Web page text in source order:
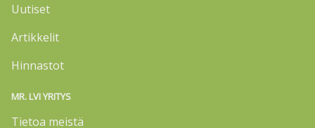
Uutiset
Artikkelit
Hinnastot
MR. LVI YRITYS
Tietoa meistä